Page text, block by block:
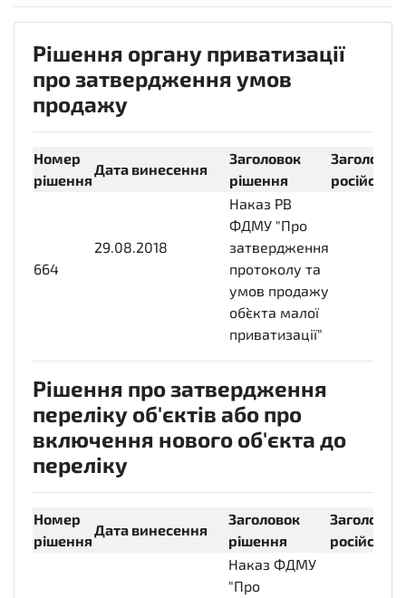
Рішення органу приватизації
про затвердження умов
продажу
Номер
рішення
Дата винесення
Заголовок
рішення
Заголовок
664
29.08.2018
Наказ РВ
ФДМУ "Про
затвердження
протоколу та
умов продажу
об`єкта малої
приватизації"
Рішення про затвердження
переліку об'єктів або про
включення нового об'єкта до
переліку
Номер
рішення
Дата винесення
Заголовок
рішення
Заголовок
Наказ ФДМУ
"Про